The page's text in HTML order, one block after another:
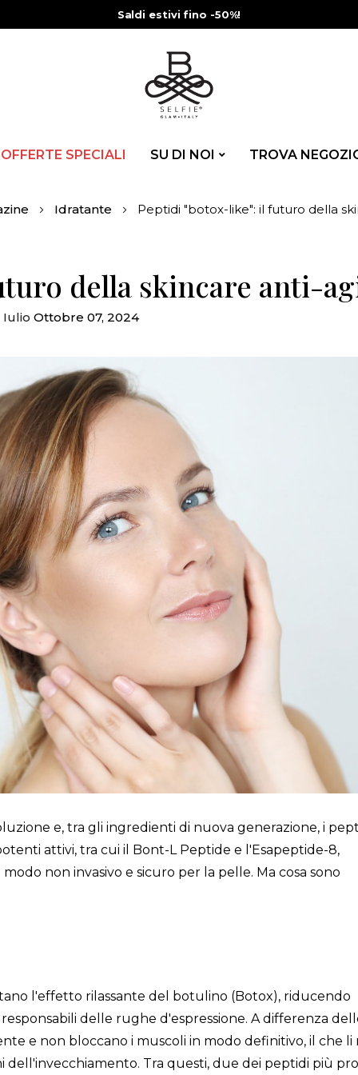
Saldi estivi fino -50%!
OFFERTE SPECIALI SU DI NOI TROVA
Idratante Peptidi "botox-like": il futuro della
della skincare anti-
Iulio Ottobre 07, 2024
e, tra gli ingredienti di nuova generazione, i
attivi, tra cui il Bont-L Peptide e l'Esapeptide-8,
non invasivo e sicuro per la pelle. Ma cosa sono
l'effetto rilassante del botulino (Botox), riducendo
delle rughe d'espressione. A differenza
e non bloccano i muscoli in modo definitivo, il che li
dell'invecchiamento. Tra questi, due dei peptidi più